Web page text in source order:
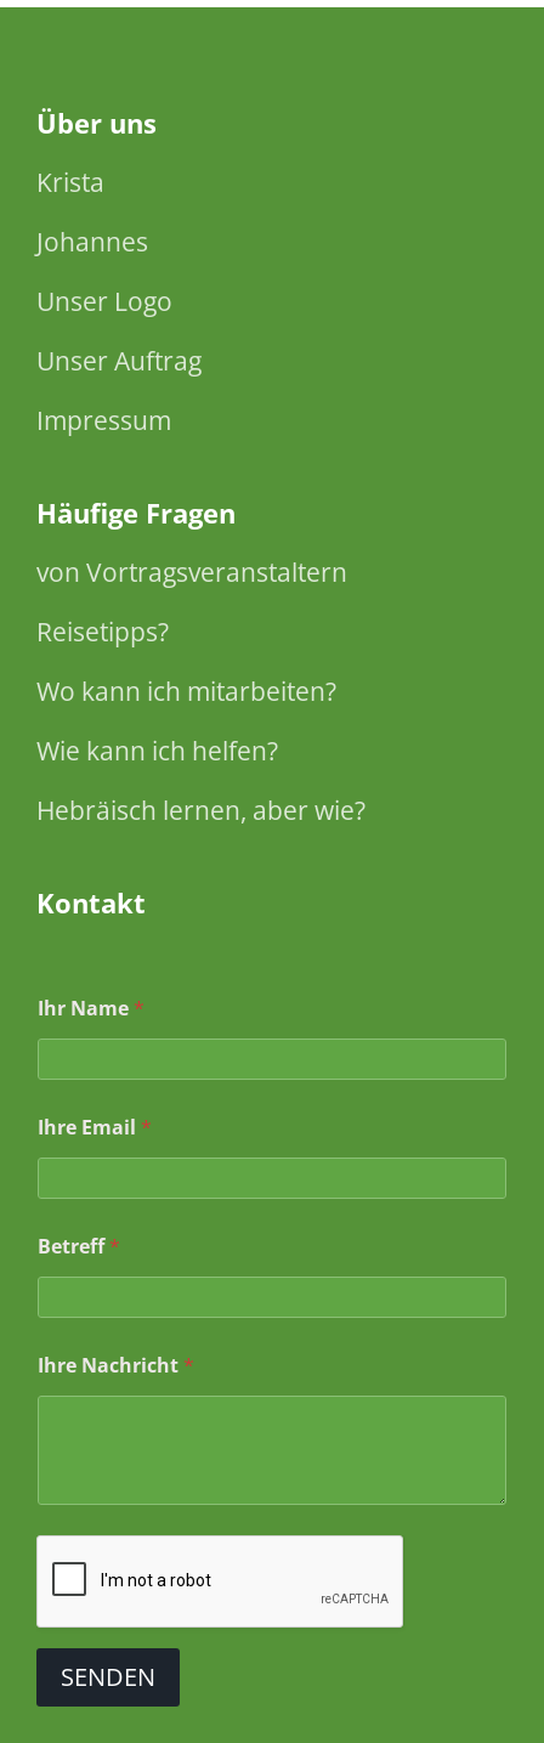
Über uns
Krista
Johannes
Unser Logo
Unser Auftrag
Impressum
Häufige Fragen
von Vortragsveranstaltern
Reisetipps?
Wo kann ich mitarbeiten?
Wie kann ich helfen?
Hebräisch lernen, aber wie?
Kontakt
Ihr Name *
N
a
e
h
r
Ihre Email *
Betreff*
Ihre Nachricht *
SENDEN